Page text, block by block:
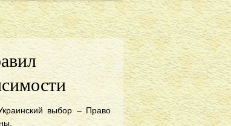
выбор – Право